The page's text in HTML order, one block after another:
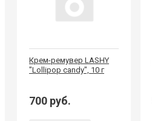
Крем-ремувер LASHY
"Lollipop candy", 10 г
700 руб.